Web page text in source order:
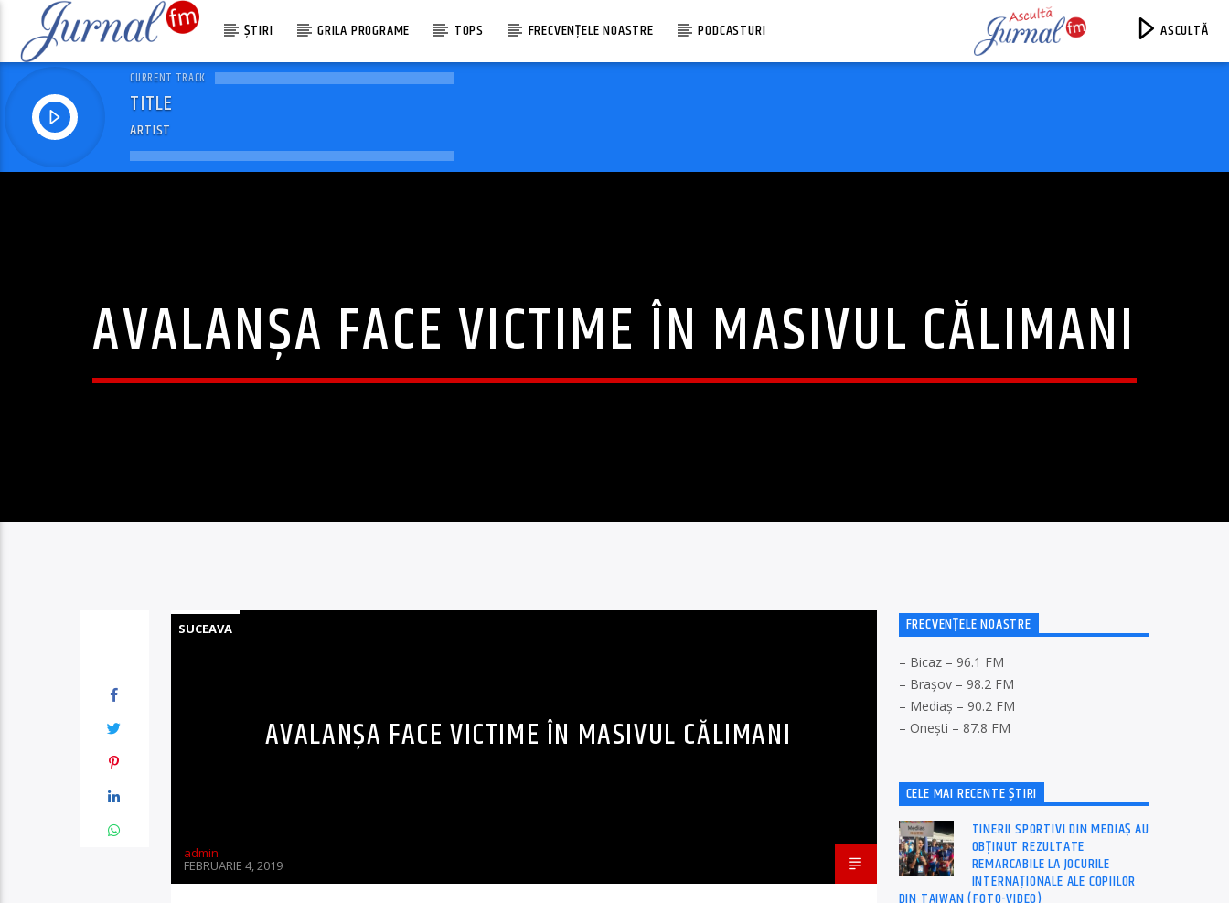
ȘTIRI GRILA PROGRAME TOPS FRECVENȚELE NOASTRE PODCASTURI ASCULTĂ
CURRENT TRACK
TITLE
ARTIST
AVALANȘA FACE VICTIME ÎN MASIVUL CĂLIMANI
SUCEAVA
AVALANȘA FACE VICTIME ÎN MASIVUL CĂLIMANI
admin
FEBRUARIE 4, 2019
FRECVENȚELE NOASTRE
– Bicaz – 96.1 FM
– Brașov – 98.2 FM
– Mediaș – 90.2 FM
– Onești – 87.8 FM
CELE MAI RECENTE ȘTIRI
TINERII SPORTIVI DIN MEDIAȘ AU
OBȚINUT REZULTATE
REMARCABILE LA JOCURILE
INTERNAȚIONALE ALE COPIILOR